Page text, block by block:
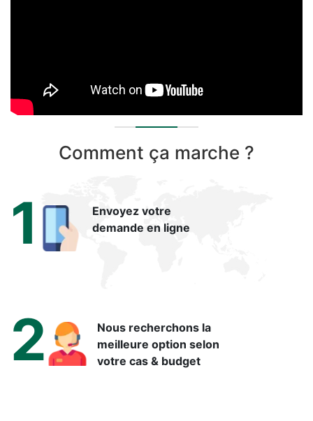
Comment ça marche ?
1
Envoyez votre
demande en ligne
2
Nous recherchons la
meilleure option selon
votre cas & budget